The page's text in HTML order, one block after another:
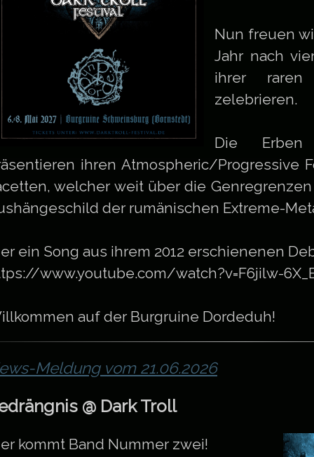
Nun freuen
Jahr nach
ihrer
zelebrieren.
Die
ihren Atmospheric/Progressive
welcher weit über die
der rumänischen Extreme-
ein Song aus ihrem 2012 erschienenen
www.youtube.com/watch?v=F6jilw-
auf der Burgruine Dordeduh!
Meldung vom 21.06.2026
@ Dark Troll
kommt Band Nummer zwei!